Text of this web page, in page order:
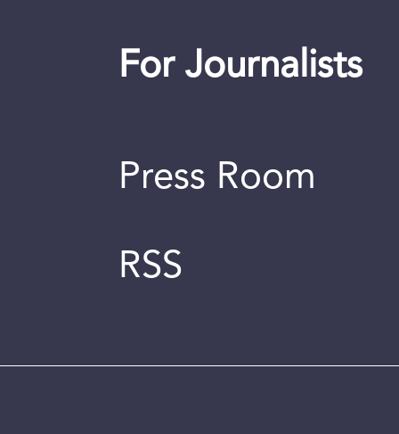
For Journalists
Press Room
RSS